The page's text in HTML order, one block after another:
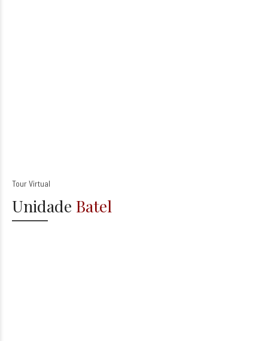
Tour Virtual
Unidade Batel